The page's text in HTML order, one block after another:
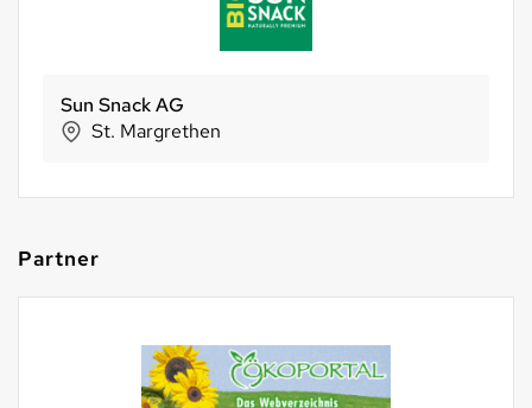
Sun Snack AG
St. Margrethen
Partner